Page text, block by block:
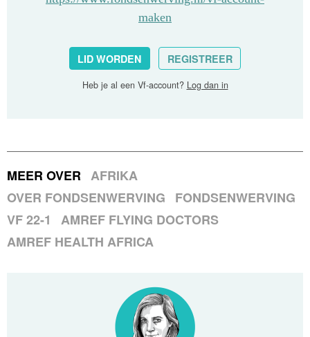
maken
LID WORDEN REGISTREER
Heb je al een Vf-account? Log dan in
MEER OVER AFRIKA
OVER FONDSENWERVING
FONDSENWERVING
VF 22-1
AMREF FLYING DOCTORS
AMREF HEALTH AFRICA